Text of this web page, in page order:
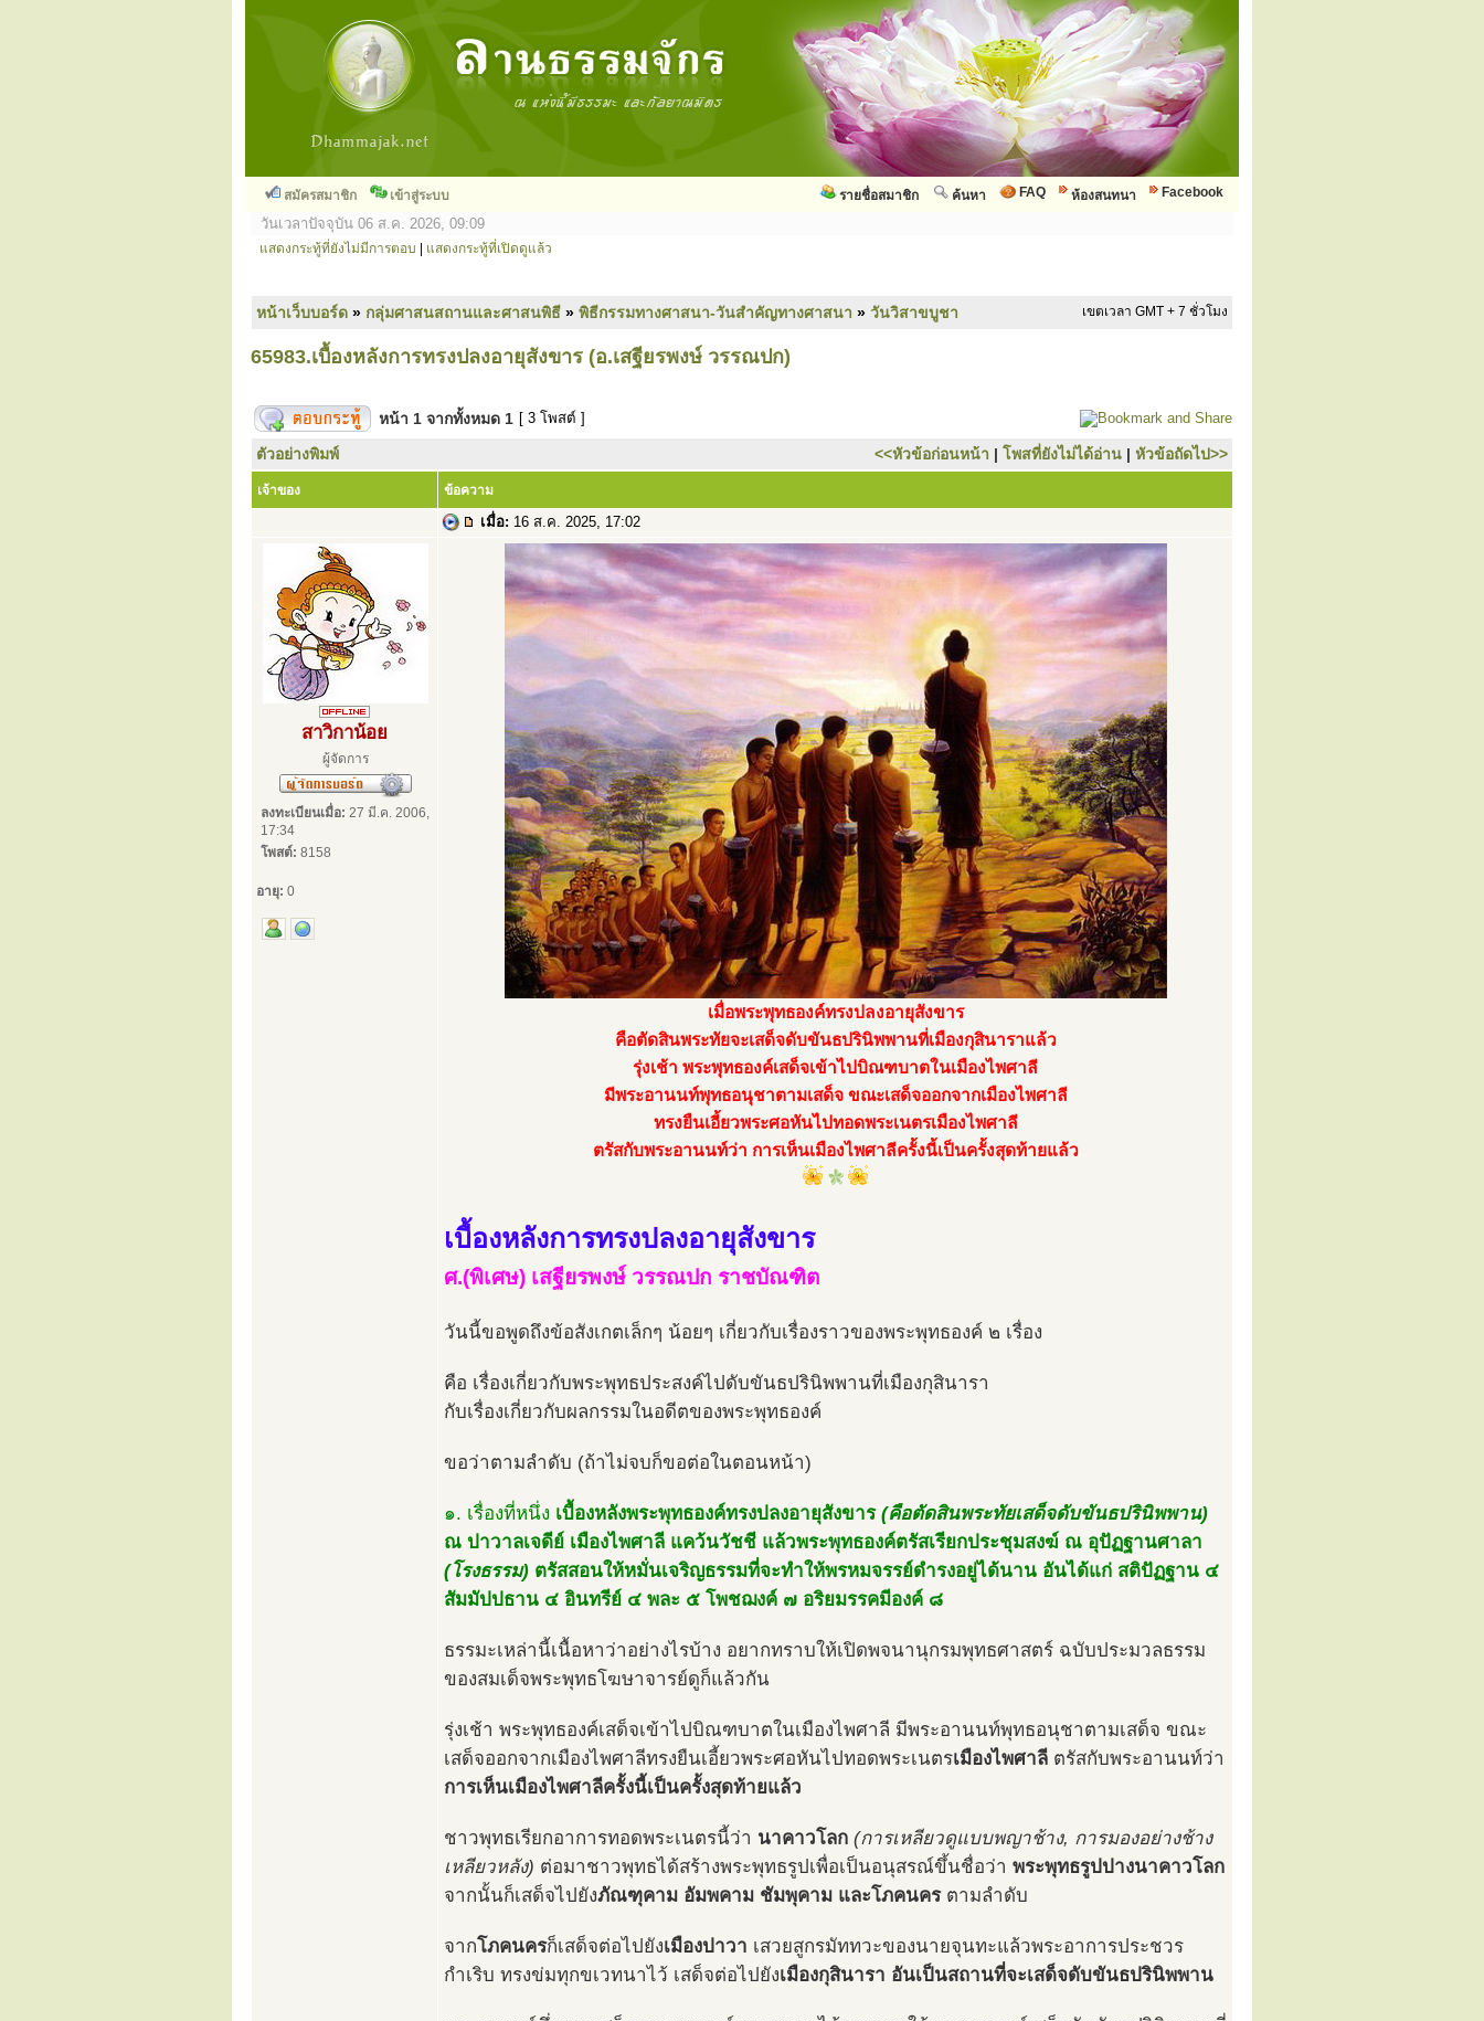
สมัครสมาชิก เข้าสู่ระบบ Facebook
ห้องสนทนา
FAQ
ค้นหา
รายชื่อสมาชิก
วันเวลาปัจจุบัน 06 ส.ค. 2026, 09:09
แสดงกระทู้ที่ยังไม่มีการตอบ แสดงกระทู้ที่เปิดดูแล้ว
หน้าเว็บบอร์ด » กลุ่มศาสนสถานและศาสนพิธี » พิธีกรรมทางศาสนา-วันสำคัญทางศาสนา » วันวิสาขบูชา เขตเวลา GMT + 7 ชั่วโมง
65983.เบื้องหลังการทรงปลงอายุสังขาร (อ.เสฐียรพงษ์ วรรณปก)
หน้า 1 จากทั้งหมด 1 [ 3 โพสต์ ]
ตัวอย่างพิมพ์ <<หัวข้อก่อนหน้า | โพสที่ยังไม่ได้อ่าน | หัวข้อถัดไป>>
เจ้าของ ข้อความ
เมื่อ: 16 ส.ค. 2025, 17:02
สาวิกาน้อย
ผู้จัดการ
ลงทะเบียนเมื่อ: 27 มี.ค. 2006,
17:34
โพสต์: 8158
อายุ: 0
เมื่อพระพุทธองค์ทรงปลงอายุสังขาร
คือตัดสินพระทัยจะเสด็จดับขันธปรินิพพานที่เมืองกุสินาราแล้ว
รุ่งเช้า พระพุทธองค์เสด็จเข้าไปบิณฑบาตในเมืองไพศาลี
มีพระอานนท์พุทธอนุชาตามเสด็จ ขณะเสด็จออกจากเมืองไพศาลี
ทรงยืนเอี้ยวพระศอหันไปทอดพระเนตรเมืองไพศาลี
ตรัสกับพระอานนท์ว่า การเห็นเมืองไพศาลีครั้งนี้เป็นครั้งสุดท้ายแล้ว
เบื้องหลังการทรงปลงอายุสังขาร
ศ.(พิเศษ) เสฐียรพงษ์ วรรณปก ราชบัณฑิต
วันนี้ขอพูดถึงข้อสังเกตเล็กๆ น้อยๆ เกี่ยวกับเรื่องราวของพระพุทธองค์ ๒ เรื่อง
คือ เรื่องเกี่ยวกับพระพุทธประสงค์ไปดับขันธปรินิพพานที่เมืองกุสินารา
กับเรื่องเกี่ยวกับผลกรรมในอดีตของพระพุทธองค์
ขอว่าตามลำดับ (ถ้าไม่จบก็ขอต่อในตอนหน้า)
๑. เรื่องที่หนึ่ง เบื้องหลังพระพุทธองค์ทรงปลงอายุสังขาร (คือตัดสินพระทัยเสด็จดับขันธปรินิพพาน)
ณ ปาวาลเจดีย์ เมืองไพศาลี แคว้นวัชชี แล้วพระพุทธองค์ตรัสเรียกประชุมสงฆ์ ณ อุปัฏฐานศาลา
(โรงธรรม) ตรัสสอนให้หมั่นเจริญธรรมที่จะทำให้พรหมจรรย์ดำรงอยู่ได้นาน อันได้แก่ สติปัฏฐาน ๔
สัมมัปปธาน ๔ อินทรีย์ ๔ พละ ๕ โพชฌงค์ ๗ อริยมรรคมีองค์ ๘
ธรรมะเหล่านี้เนื้อหาว่าอย่างไรบ้าง อยากทราบให้เปิดพจนานุกรมพุทธศาสตร์ ฉบับประมวลธรรม
ของสมเด็จพระพุทธโฆษาจารย์ดูก็แล้วกัน
รุ่งเช้า พระพุทธองค์เสด็จเข้าไปบิณฑบาตในเมืองไพศาลี มีพระอานนท์พุทธอนุชาตามเสด็จ ขณะ
เสด็จออกจากเมืองไพศาลีทรงยืนเอี้ยวพระศอหันไปทอดพระเนตรเมืองไพศาลี ตรัสกับพระอานนท์ว่า
การเห็นเมืองไพศาลีครั้งนี้เป็นครั้งสุดท้ายแล้ว
ชาวพุทธเรียกอาการทอดพระเนตรนี้ว่า นาคาวโลก (การเหลียวดูแบบพญาช้าง, การมองอย่างช้าง
เหลียวหลัง) ต่อมาชาวพุทธได้สร้างพระพุทธรูปเพื่อเป็นอนุสรณ์ขึ้นชื่อว่า พระพุทธรูปปางนาคาวโลก
จากนั้นก็เสด็จไปยังภัณฑุคาม อัมพคาม ชัมพุคาม และโภคนครตามลำดับ
จากโภคนครก็เสด็จต่อไปยังเมืองปาวา เสวยสูกรมัททวะของนายจุนทะแล้วพระอาการประชวร
กำเริบ ทรงข่มทุกขเวทนาไว้ เสด็จต่อไปยังเมืองกุสินารา อันเป็นสถานที่จะเสด็จดับขันธปรินิพพาน